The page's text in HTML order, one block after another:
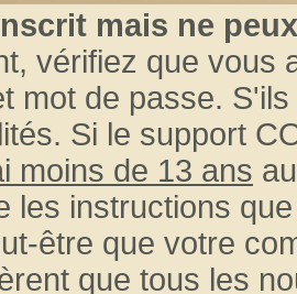
mais ne
vérifiez que vous
mot de passe.
Si le support
moins de 13 ans
les instructions
être que votre
que tous les